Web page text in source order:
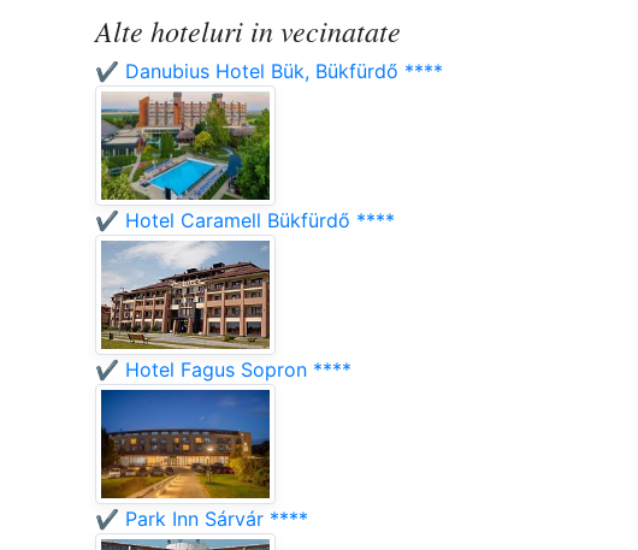
Alte hoteluri in vecinatate
✔️ Danubius Hotel Bük, Bükfürdő ****
✔️ Hotel Caramell Bükfürdő ****
✔️ Hotel Fagus Sopron ****
✔️ Park Inn Sárvár ****